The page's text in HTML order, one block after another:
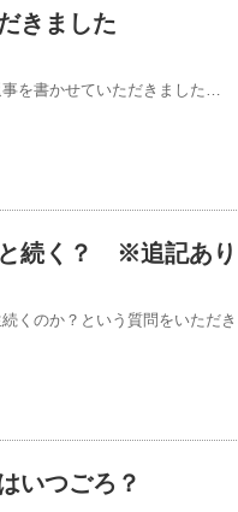
きました
を書かせていただきました…
と続く？ ※追記あり
くのか？という質問をいただき
いつごろ？